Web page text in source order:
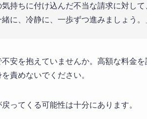
持ちに付け込んだ不当な請求に対し
に、冷静に、一歩ずつ進みましょう。
安を抱えていませんか。高額な料金
責めないでください。
ってくる可能性は十分にあります。